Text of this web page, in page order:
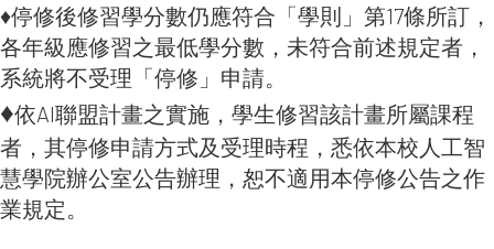
♦停修後修習學分數仍應符合「學則」第17條所訂，
各年級應修習之最低學分數，未符合前述規定者，
系統將不受理「停修」申請。
♦依AI聯盟計畫之實施，學生修習該計畫所屬課程
者，其停修申請方式及受理時程，悉依本校人工智
慧學院辦公室公告辦理，恕不適用本停修公告之作
業規定。